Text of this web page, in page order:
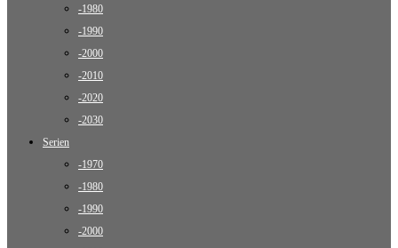
-1980
-1990
-2000
-2010
-2020
-2030
Serien
-1970
-1980
-1990
-2000